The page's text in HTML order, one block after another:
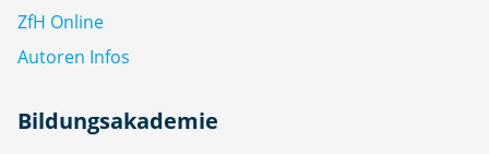
ZfH Online
Autoren Infos
Bildungsakademie